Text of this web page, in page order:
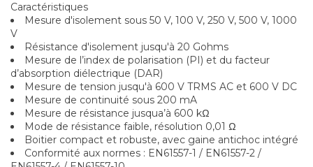
Caractéristiques
Mesure d'isolement sous 50 V, 100 V, 250 V, 500 V, 1000
V
Résistance d'isolement jusqu'à 20 Gohms
Mesure de l’index de polarisation (PI) et du facteur
d’absorption diélectrique (DAR)
Mesure de tension jusqu'à 600 V TRMS AC et 600 V DC
Mesure de continuité sous 200 mA
Mesure de résistance jusqua’à 600 kΩ
Mode de résistance faible, résolution 0,01 Ω
Boitier compact et robuste, avec gaine antichoc intégré
Conformité aux normes : EN61557-1 / EN61557-2 /